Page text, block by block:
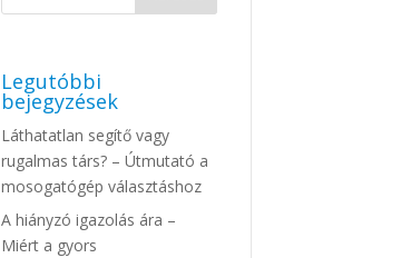
Legutóbbi
bejegyzések
Láthatatlan segítő vagy
rugalmas társ? – Útmutató a
mosogatógép választáshoz
A hiányzó igazolás ára –
Miért a gyors